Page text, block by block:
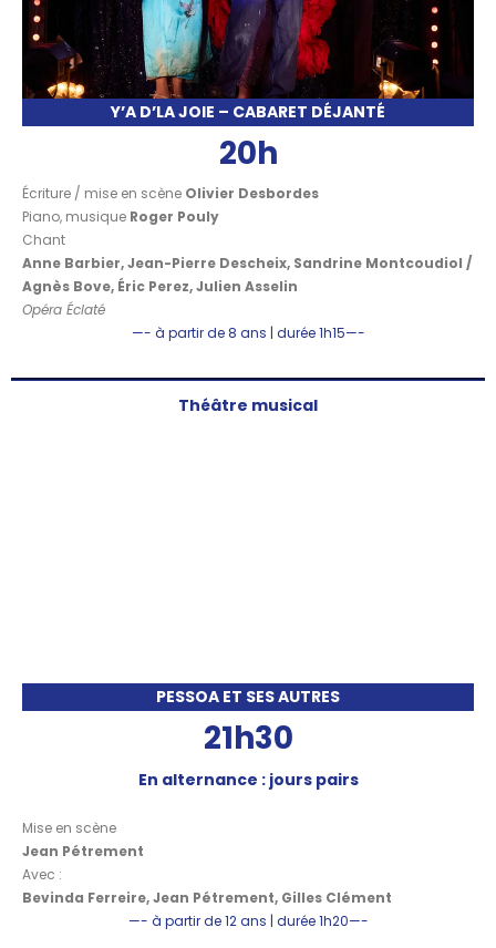
Y’A D’LA JOIE – CABARET DÉJANTÉ
20h
Écriture / mise en scène Olivier Desbordes
Piano, musique Roger Pouly
Chant
Anne Barbier, Jean-Pierre Descheix, Sandrine Montcoudiol /
Agnès Bove, Éric Perez, Julien Asselin
Opéra Éclaté
—- à partir de 8 ans | durée 1h15—-
Théâtre musical
PESSOA ET SES AUTRES
21h30
En alternance : jours pairs
Mise en scène
Jean Pétrement
Avec :
Bevinda Ferreire, Jean Pétrement, Gilles Clément
—- à partir de 12 ans | durée 1h20—-